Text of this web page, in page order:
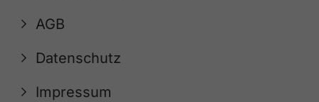
AGB
Datenschutz
Impressum